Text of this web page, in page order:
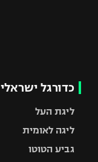
כדורגל ישראלי
ליגת העל
ליגה לאומית
גביע הטוטו